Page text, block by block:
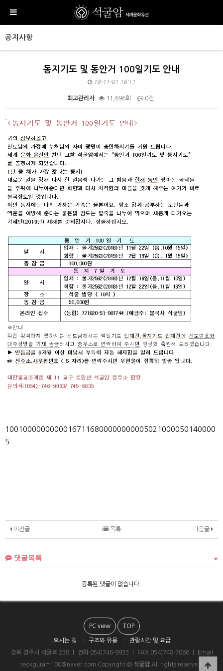
공지사항
동지기도 및 동안거 100일기도 안내
18-11-01 16:11
최고관리자 11,696회 0건
본문
10010000000000167116800000000005021000050140000
5
이전글 다음글
목록
댓글목록
등록된 댓글이 없습니다.
PC view TOP
오시는 길 구조와 유물
관람시간 및 요금
경북 경주시 석굴로 238 ㅣ 전화 054)746-9933 ㅣ FAX 054)748-7066 ㅣ Email
seokguram108@naver.com Copyright © 석굴암All rights reserved.